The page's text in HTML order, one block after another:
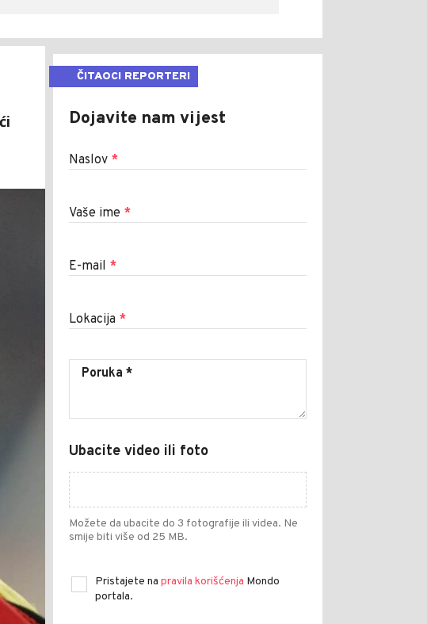
ČITAOCI REPORTERI
Dojavite nam vijest
Naslov *
Vaše ime *
E-mail *
Lokacija *
Ubacite video ili foto
Možete da ubacite do 3 fotografije ili videa. Ne
smije biti više od 25 MB.
Pristajete na pravila korišćenja Mondo
portala.